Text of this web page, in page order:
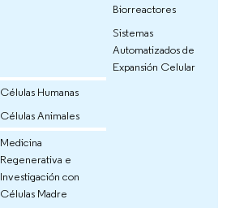
Biorreactores
Sistemas
Automatizados de
Expansión Celular
Células Humanas
Células Animales
Medicina
Regenerativa e
Investigación con
Células Madre